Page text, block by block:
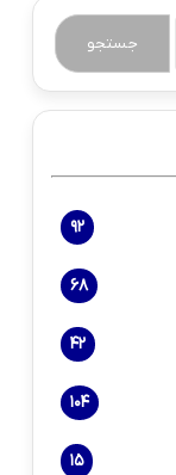
جستجو
92
68
42
104
15